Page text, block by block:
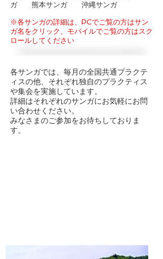
ガ
熊本サンガ 沖縄サンガ
​※各サンガの詳細は、PCでご覧の方はサン
ガ名をクリック、モバイルでご覧の方はスク
ロールしてください
各サンガでは、毎月の全国共通プラクテ
ィスの他、それぞれ独自のプラクティス
や集会を実施しています。
詳細はそれぞれのサンガにお気軽にお問
い合わせください。
みなさまのご参加をお待ちしておりま
す。